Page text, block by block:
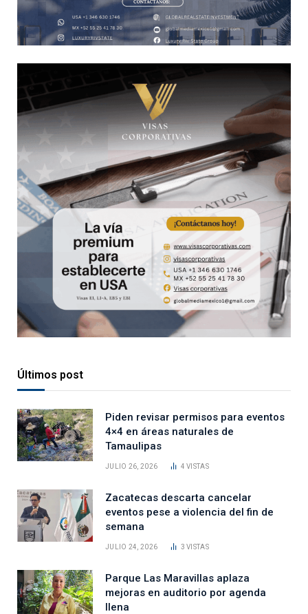
Últimos post
Piden revisar permisos para eventos
4×4 en áreas naturales de
Tamaulipas
JULIO 26, 2026 4VISTAS
Zacatecas descarta cancelar
eventos pese a violencia del fin de
semana
JULIO 24, 2026 3VISTAS
Parque Las Maravillas aplaza
mejoras en auditorio por agenda
llena